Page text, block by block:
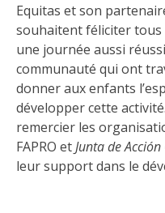
Equitas et son
souhaitent féliciter
une journée aussi
communauté qui ont
donner aux enfants
développer cette
remercier les
FAPRO etJunta de
leur support dans le